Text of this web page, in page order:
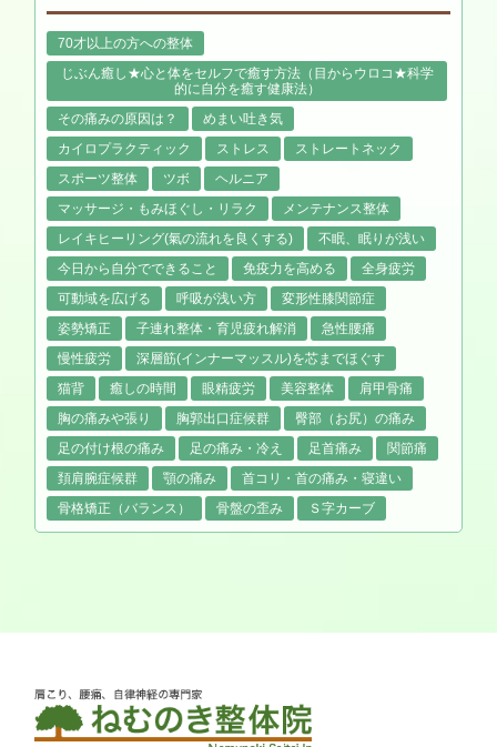
70才以上の方への整体
じぶん癒し★心と体をセルフで癒す方法（目からウロコ★科学
的に自分を癒す健康法）
その痛みの原因は？
めまい吐き気
カイロプラクティック
ストレス
ストレートネック
スポーツ整体
ツボ
ヘルニア
マッサージ・もみほぐし・リラク
メンテナンス整体
レイキヒーリング(氣の流れを良くする)
不眠、眠りが浅い
今日から自分でできること
免疫力を高める
全身疲労
可動域を広げる
呼吸が浅い方
変形性膝関節症
姿勢矯正
子連れ整体・育児疲れ解消
急性腰痛
慢性疲労
深層筋(インナーマッスル)を芯までほぐす
猫背
癒しの時間 眼精疲労 美容整体
肩甲骨痛
胸の痛みや張り
胸郭出口症候群
臀部（お尻）の痛み
足の付け根の痛み
足の痛み・冷え 足首痛み
関節痛
頚肩腕症候群
顎の痛み
首コリ・首の痛み・寝違い
骨格矯正（バランス）
骨盤の歪み Ｓ字カーブ